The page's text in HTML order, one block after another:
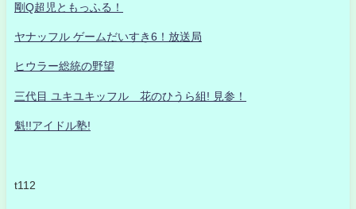
剛Q超児ともっふる！
ヤナッフル ゲームだいすき6！放送局
ヒウラー総統の野望
三代目 ユキユキッフル 花のひうら組! 見参！
魁!!アイドル塾!
t112